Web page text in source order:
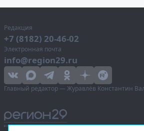
Редакция
+7 (8182) 20-46-02
Электронная почта
info@region29.ru
Главный редактор — Журавлёв Константин